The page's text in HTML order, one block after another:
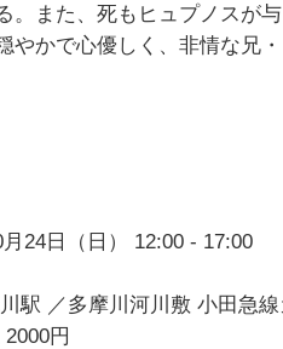
。また、死もヒュプノスが
やかで心優しく、非情な兄
24日（日） 12:00 - 17:00
駅 ／多摩川河川敷 小田急
円